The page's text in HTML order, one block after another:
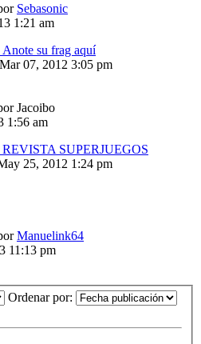
Sebasonic
1:21 am
su frag aquí
07, 2012 3:05 pm
Jacoibo
1:56 am
SUPERJUEGOS
25, 2012 1:24 pm
Manuelink64
11:13 pm
Ordenar por: